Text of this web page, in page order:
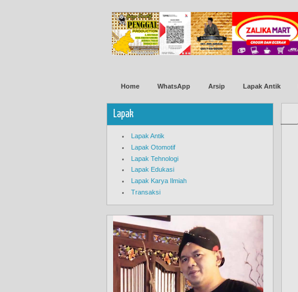
Home WhatsApp Arsip Lapak Antik
Lapak
Lapak Antik
Lapak Otomotif
Lapak Tehnologi
Lapak Edukasi
Lapak Karya Ilmiah
Transaksi